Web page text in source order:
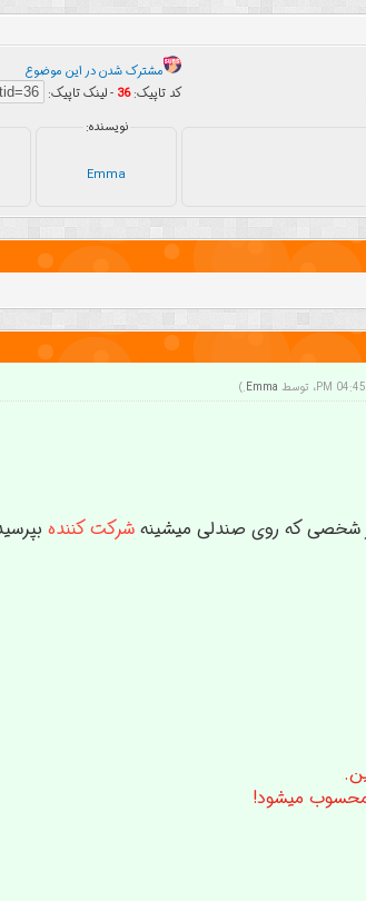
مشترک شدن در این موضوع
کد تاپیک:36 - لینک تاپیک:
نویسنده:
Emma
Emma
.)
از شخصی که روی صندلی میشینهشرکت کننده
محسوب میشود!